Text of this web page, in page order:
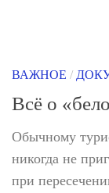
ВАЖНОЕ /
Всё о
Обычному
никогда не
при